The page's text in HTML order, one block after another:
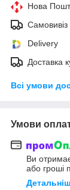
Нова
Самовивіз
Delivery
Доставка
Всі умови
Умови
Ви
або гроші